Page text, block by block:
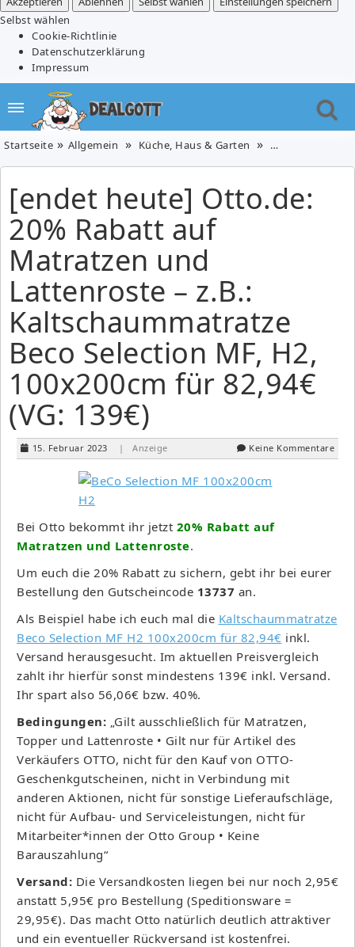
Selbst wählen
Cookie-Richtlinie
Datenschutzerklärung
Impressum
Startseite Allgemein Küche, Haus & Garten Möbel
[endet heute] Otto.de:
20% Rabatt auf
Matratzen und
Lattenroste – z.B.:
Kaltschaummatratze
Beco Selection MF, H2,
100x200cm für 82,94€
(VG: 139€)
15. Februar 2023 | Anzeige Keine Kommentare
Bei Otto bekommt ihr jetzt 20% Rabatt auf
Matratzen und Lattenroste.
Um euch die 20% Rabatt zu sichern, gebt ihr bei eurer
Bestellung den Gutscheincode 13737 an.
Als Beispiel habe ich euch mal die Kaltschaummatratze
Beco Selection MF H2 100x200cm für 82,94€ inkl.
Versand herausgesucht. Im aktuellen Preisvergleich
zahlt ihr hierfür sonst mindestens 139€ inkl. Versand.
Ihr spart also 56,06€ bzw. 40%.
Bedingungen: „Gilt ausschließlich für Matratzen,
Topper und Lattenroste • Gilt nur für Artikel des
Verkäufers OTTO, nicht für den Kauf von OTTO-
Geschenkgutscheinen, nicht in Verbindung mit
anderen Aktionen, nicht für sonstige Lieferaufschläge,
nicht für Aufbau- und Serviceleistungen, nicht für
Mitarbeiter*innen der Otto Group • Keine
Barauszahlung“
Versand: Die Versandkosten liegen bei nur noch 2,95€
anstatt 5,95€ pro Bestellung (Speditionsware =
29,95€). Das macht Otto natürlich deutlich attraktiver
und ein eventueller Rückversand ist kostenfrei.